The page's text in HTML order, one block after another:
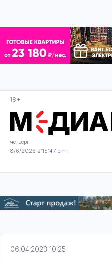
18+
четверг
8/6/2026 2:15:47 pm
06.04.2023 10:25